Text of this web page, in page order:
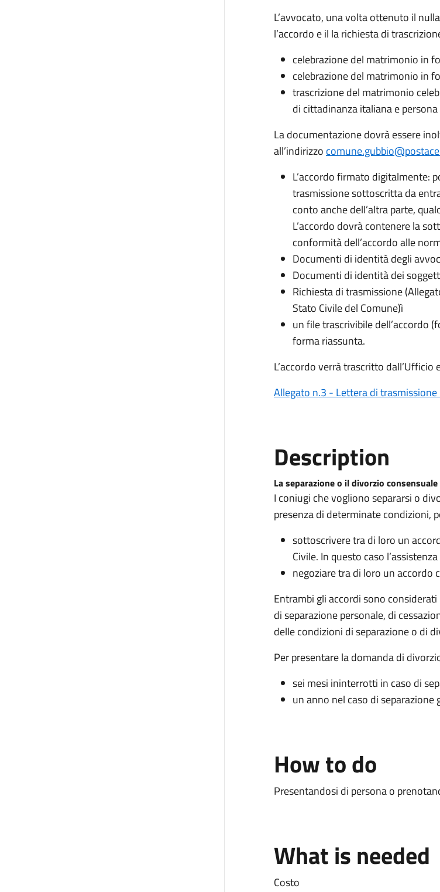
L’avvocato, una volta ottenuto il
l’accordo e il la richiesta di
celebrazione del matrimonio in
celebrazione del matrimonio in
trascrizione del matrimonio
di cittadinanza italiana e
La documentazione dovrà essere
all’indirizzo
L’accordo firmato digitalmente:
trasmissione sottoscritta da
conto anche dell’altra parte,
L’accordo dovrà contenere la
conformità dell’accordo alle
Documenti di identità degli
Documenti di identità dei
Richiesta di trasmissione
Stato Civile del Comune)ì
un file trascrivibile dell’accordo
forma riassunta.
L’accordo verrà trascritto
Allegato n.3 - Lettera di
Description
La separazione o il divorzio consensuale
I coniugi che vogliono separarsi o
presenza di determinate condizioni,
sottoscrivere tra di loro un
Civile. In questo caso
negoziare tra di loro un accordo
Entrambi gli accordi sono
di separazione personale, di
delle condizioni di separazione o di
Per presentare la domanda di
sei mesi ininterrotti in caso di
un anno nel caso di separazione
How to do
Presentandosi di persona o
What is needed
Costo